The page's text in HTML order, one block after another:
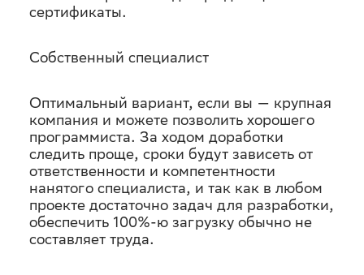
сертификаты.
Собственный специалист
Оптимальный вариант, если вы — крупная
компания и можете позволить хорошего
программиста. За ходом доработки
следить проще, сроки будут зависеть от
ответственности и компетентности
нанятого специалиста, и так как в любом
проекте достаточно задач для разработки,
обеспечить 100%-ю загрузку обычно не
составляет труда.